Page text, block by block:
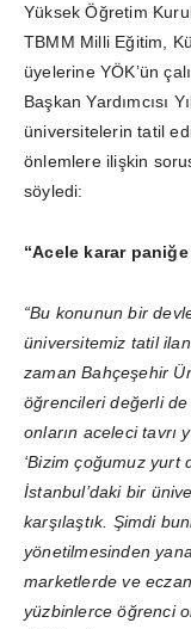
Yüksek Öğretim
TBMM Milli Eğitim,
üyelerine YÖK’ün
Başkan Yardımcısı
üniversitelerin tatil
önlemlere ilişkin
söyledi:
“Acele karar
“Bu konunun bir
üniversitemiz tatil
zaman Bahçeşehir
öğrencileri değerli
onların aceleci tavrı
‘Bizim çoğumuz yurt
İstanbul’daki bir
karşılaştık. Şimdi
yönetilmesinden
marketlerde ve
yüzbinlerce öğrenci